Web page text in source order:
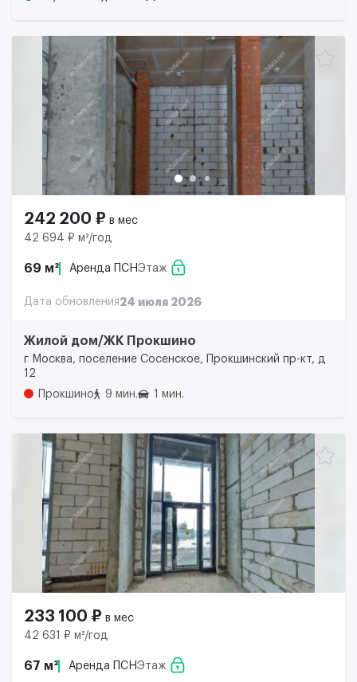
242 200 ₽ в мес
42 694 ₽ м²/год
69 м² Аренда ПСНЭтаж
Дата обновления24 июля 2026
Жилой дом/ЖК Прокшино
г Москва, поселение Сосенское, Прокшинский пр-кт, д
12
Прокшино
9 мин. 1 мин.
233 100 ₽ в мес
42 631 ₽ м²/год
67 м² Аренда ПСНЭтаж